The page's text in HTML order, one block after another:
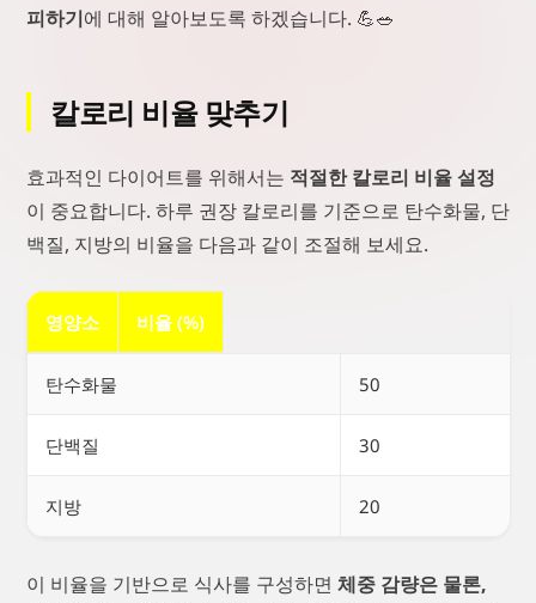
피하기에 대해 알아보도록 하겠습니다. 💪🥗
칼로리 비율 맞추기
효과적인 다이어트를 위해서는 적절한 칼로리 비율 설정
이 중요합니다. 하루 권장 칼로리를 기준으로 탄수화물, 단
백질, 지방의 비율을 다음과 같이 조절해 보세요.
영양소 비율 (%)
탄수화물 50
단백질 30
지방 20
이 비율을 기반으로 식사를 구성하면 체중 감량은 물론,